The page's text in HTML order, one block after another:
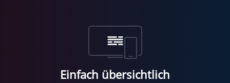
Einfach übersichtlich